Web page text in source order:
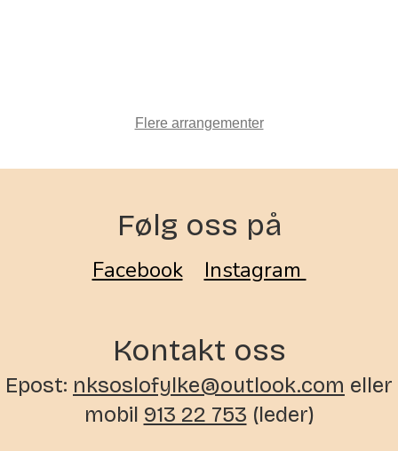
Flere arrangementer
Følg oss på
Facebook Instagram
Kontakt oss
Epost: nksoslofylke@outlook.com eller
mobil 913 22 753 (leder)